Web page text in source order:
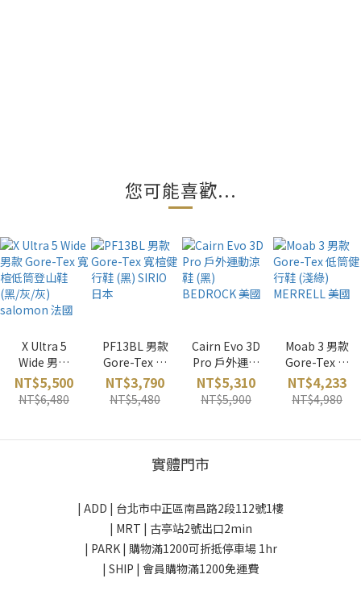
您可能喜歡...
X Ultra 5
Wide 男款
Gore-Tex 寬
楦低筒登山鞋
(黑/灰/灰)
國
NT$5,500
NT$6,480
PF13BL 男款
Gore-Tex 寬
楦健行鞋 (黑)
SIRIO 日本
NT$3,790
NT$5,480
Cairn Evo 3D
Pro 戶外運動
涼鞋 (黑)
BEDROCK 美
國
NT$5,310
NT$5,900
Moab 3 男款
Gore-Tex 低
筒健行鞋 (淺
綠) MERRELL
美國
NT$4,233
NT$4,980
實體門市
| ADD | 台北市中正區南昌路2段112號1樓
| MRT | 古亭站2號出口2min
| PARK | 購物滿1200可折抵停車場 1hr
| SHIP | 會員購物滿1200免運費